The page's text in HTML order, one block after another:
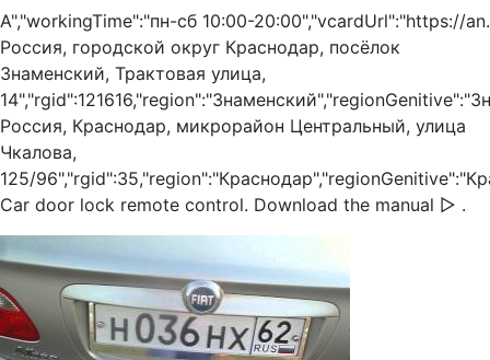
А","workingTime":"пн-сб 10:00-20:00","vcardUrl":"https://an.
Россия, городской округ Краснодар, посёлок
Знаменский, Трактовая улица,
Россия, Краснодар, микрорайон Центральный, улица
Чкалова,
125/
Car door lock remote control. Download the manual ▻ .